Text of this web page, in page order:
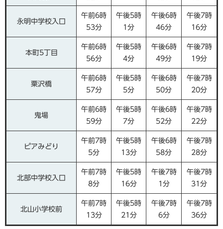
永明中学校入口
午前6時
53分
午後5時
1分
午後6時
46分
午後7時
16分
本町5丁目
午前6時
56分
午後5時
4分
午後6時
49分
午後7時
19分
粟沢橋
午前6時
57分
午後5時
5分
午後6時
50分
午後7時
20分
鬼場
午前6時
59分
午後5時
7分
午後6時
52分
午後7時
22分
ピアみどり
午前7時
5分
午後5時
13分
午後6時
58分
午後7時
28分
北部中学校入口
午前7時
8分
午後5時
16分
午後7時
1分
午後7時
31分
北山小学校前
午前7時
13分
午後5時
21分
午後7時
6分
午後7時
36分